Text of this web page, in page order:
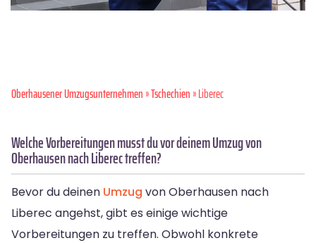
Oberhausener Umzugsunternehmen»Tschechien» Liberec
Welche Vorbereitungen musst du vor deinem Umzug von
Oberhausen nach Liberec treffen?
Bevor du deinen Umzug von Oberhausen nach
Liberec angehst, gibt es einige wichtige
Vorbereitungen zu treffen. Obwohl konkrete